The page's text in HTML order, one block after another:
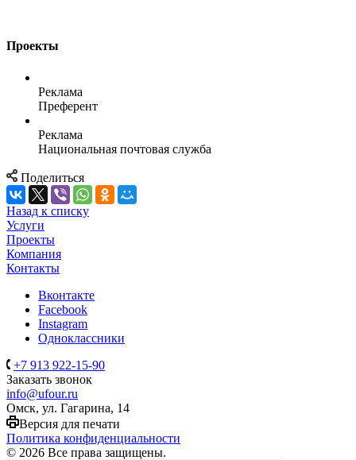
Проекты
Реклама
Преферент
Реклама
Национальная почтовая служба
Поделиться
Назад к списку
Услуги
Проекты
Компания
Контакты
Вконтакте
Facebook
Instagram
Одноклассники
+7 913 922-15-90
Заказать звонок
info@ufour.ru
Омск, ул. Гагарина, 14
Версия для печати
Политика конфиденциальности
© 2026 Все права защищены.